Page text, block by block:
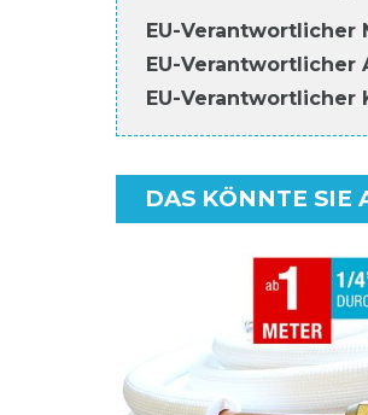
EU-Verantwortlicher
EU-Verantwortlicher
EU-Verantwortlicher
DAS KÖNNTE SIE